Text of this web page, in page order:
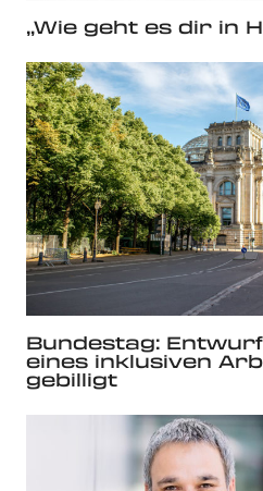
„Wie geht es dir in
Bundestag:
eines inklusiven
gebilligt